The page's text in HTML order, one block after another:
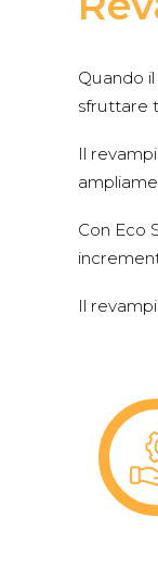
Quando
sfruttare
Il
Con Eco
Il